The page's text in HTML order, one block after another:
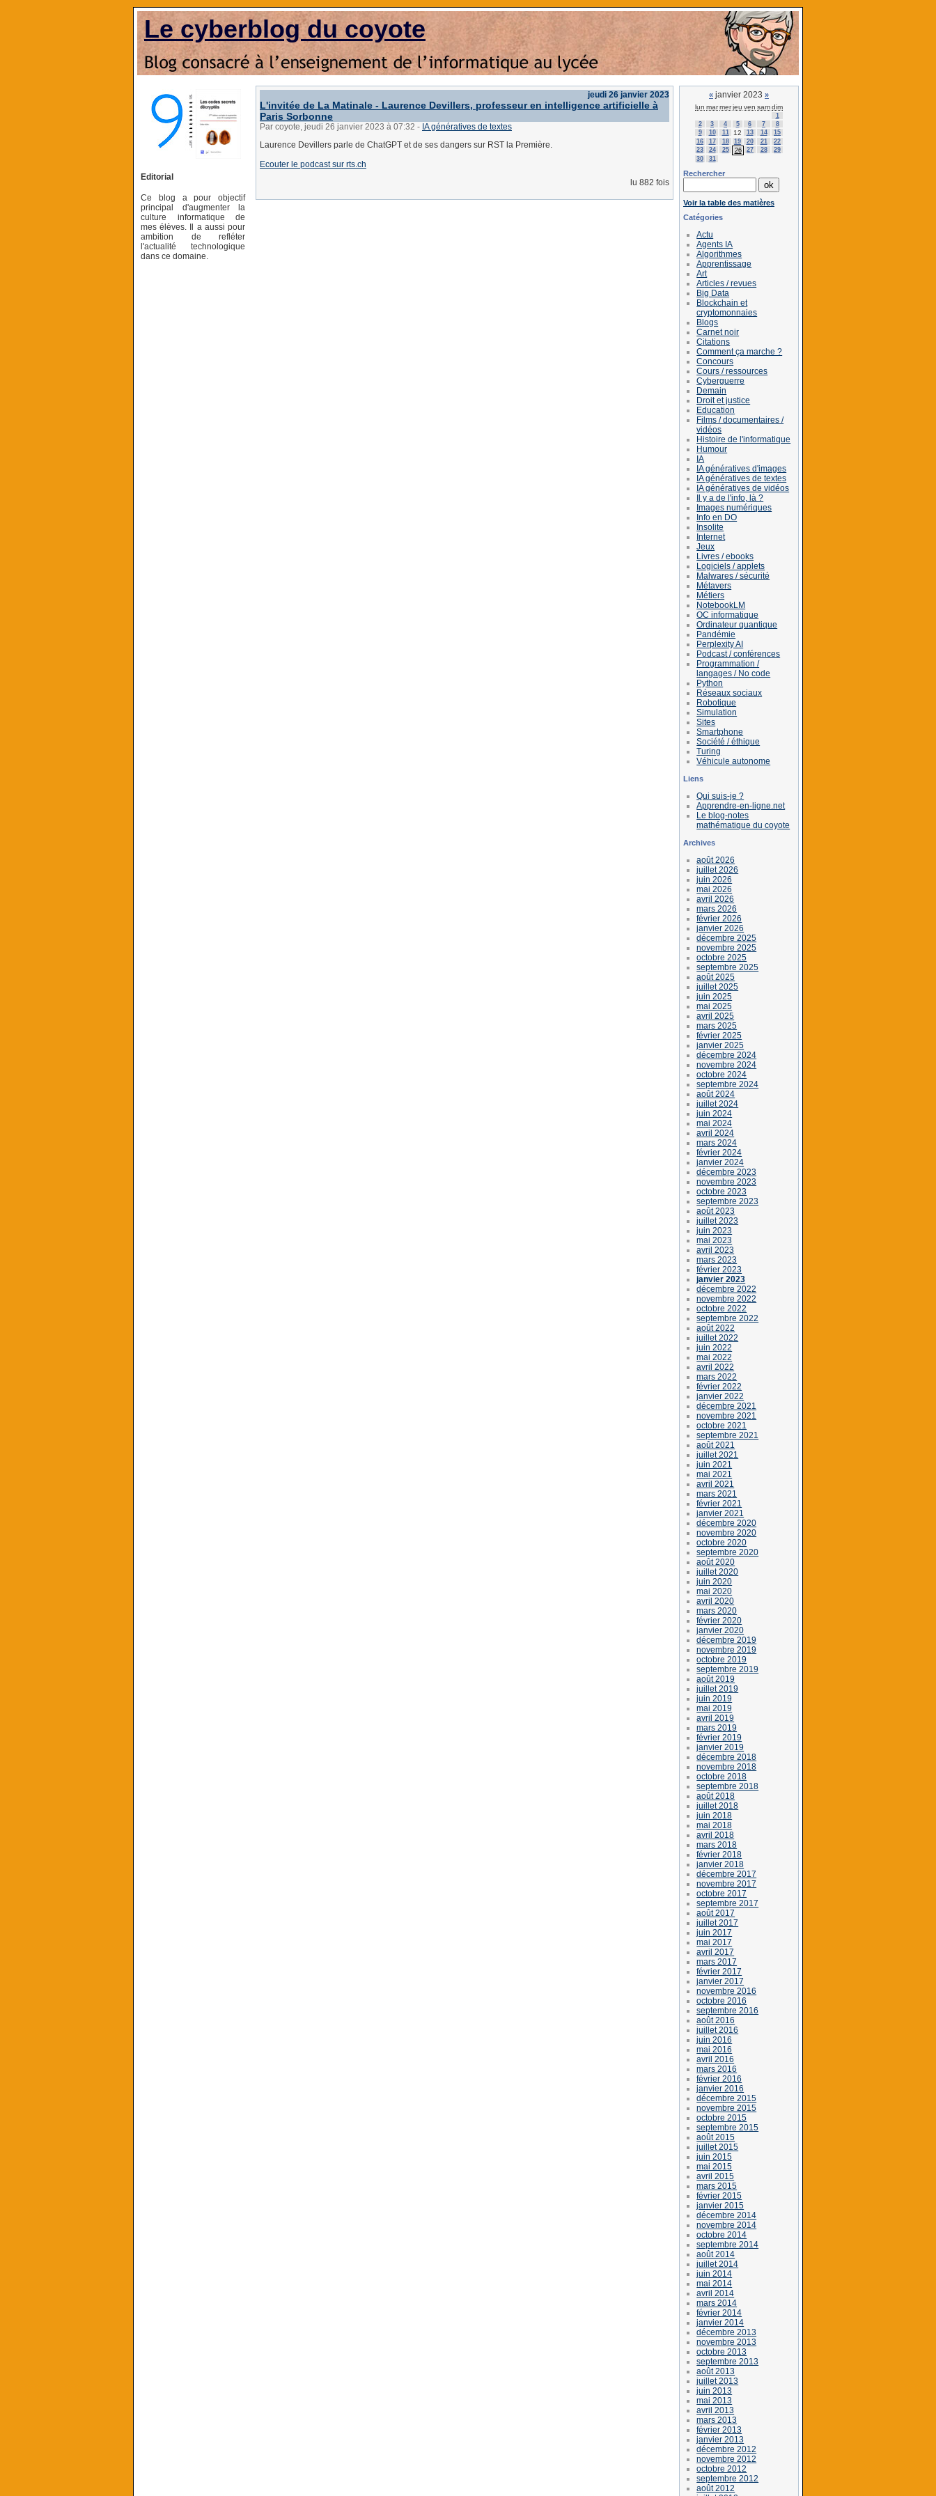
Le cyberblog du coyote
Editorial
Ce blog a pour objectif
principal d'augmenter la
culture informatique de
mes élèves. Il a aussi pour
ambition de refléter
l'actualité technologique
dans ce domaine.
jeudi 26 janvier 2023
L'invitée de La Matinale - Laurence Devillers, professeur en intelligence artificielle à
Paris Sorbonne
Par coyote, jeudi 26 janvier 2023 à 07:32 - IA génératives de textes
Laurence Devillers parle de ChatGPT et de ses dangers sur RST la Première.
Ecouter le podcast sur rts.ch
lu 882 fois
« janvier 2023 »
lun marmerjeu ven samdim
1
2
3 4 5 6 7
8
9
10 11 12 13 14
15
16
17 18 19 20 21
22
23
24 25 26 27 28
29
30
31
Rechercher
Voir la table des matières
Catégories
Actu
Agents IA
Algorithmes
Apprentissage
Art
Articles / revues
Big Data
Blockchain et
cryptomonnaies
Blogs
Carnet noir
Citations
Comment ça marche ?
Concours
Cours / ressources
Cyberguerre
Demain
Droit et justice
Education
Films / documentaires /
vidéos
Histoire de l'informatique
Humour
IA
IA génératives d'images
IA génératives de textes
IA génératives de vidéos
Il y a de l'info, là ?
Images numériques
Info en DO
Insolite
Internet
Jeux
Livres / ebooks
Logiciels / applets
Malwares / sécurité
Métavers
Métiers
NotebookLM
OC informatique
Ordinateur quantique
Pandémie
Perplexity AI
Podcast / conférences
Programmation /
langages / No code
Python
Réseaux sociaux
Robotique
Simulation
Sites
Smartphone
Société / éthique
Turing
Véhicule autonome
Liens
Qui suis-je ?
Apprendre-en-ligne.net
Le blog-notes
mathématique du coyote
Archives
août 2026
juillet 2026
juin 2026
mai 2026
avril 2026
mars 2026
février 2026
janvier 2026
décembre 2025
novembre 2025
octobre 2025
septembre 2025
août 2025
juillet 2025
juin 2025
mai 2025
avril 2025
mars 2025
février 2025
janvier 2025
décembre 2024
novembre 2024
octobre 2024
septembre 2024
août 2024
juillet 2024
juin 2024
mai 2024
avril 2024
mars 2024
février 2024
janvier 2024
décembre 2023
novembre 2023
octobre 2023
septembre 2023
août 2023
juillet 2023
juin 2023
mai 2023
avril 2023
mars 2023
février 2023
janvier 2023
décembre 2022
novembre 2022
octobre 2022
septembre 2022
août 2022
juillet 2022
juin 2022
mai 2022
avril 2022
mars 2022
février 2022
janvier 2022
décembre 2021
novembre 2021
octobre 2021
septembre 2021
août 2021
juillet 2021
juin 2021
mai 2021
avril 2021
mars 2021
février 2021
janvier 2021
décembre 2020
novembre 2020
octobre 2020
septembre 2020
août 2020
juillet 2020
juin 2020
mai 2020
avril 2020
mars 2020
février 2020
janvier 2020
décembre 2019
novembre 2019
octobre 2019
septembre 2019
août 2019
juillet 2019
juin 2019
mai 2019
avril 2019
mars 2019
février 2019
janvier 2019
décembre 2018
novembre 2018
octobre 2018
septembre 2018
août 2018
juillet 2018
juin 2018
mai 2018
avril 2018
mars 2018
février 2018
janvier 2018
décembre 2017
novembre 2017
octobre 2017
septembre 2017
août 2017
juillet 2017
juin 2017
mai 2017
avril 2017
mars 2017
février 2017
janvier 2017
novembre 2016
octobre 2016
septembre 2016
août 2016
juillet 2016
juin 2016
mai 2016
avril 2016
mars 2016
février 2016
janvier 2016
décembre 2015
novembre 2015
octobre 2015
septembre 2015
août 2015
juillet 2015
juin 2015
mai 2015
avril 2015
mars 2015
février 2015
janvier 2015
décembre 2014
novembre 2014
octobre 2014
septembre 2014
août 2014
juillet 2014
juin 2014
mai 2014
avril 2014
mars 2014
février 2014
janvier 2014
décembre 2013
novembre 2013
octobre 2013
septembre 2013
août 2013
juillet 2013
juin 2013
mai 2013
avril 2013
mars 2013
février 2013
janvier 2013
décembre 2012
novembre 2012
octobre 2012
septembre 2012
août 2012